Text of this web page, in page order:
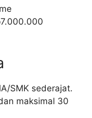
7.000.000
SMK sederajat.
maksimal 30